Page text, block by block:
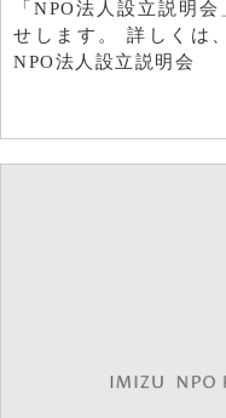
「NPO法人設立説明
せします。 詳しくは
NPO法人設立説明会